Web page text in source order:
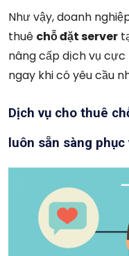
Như vậy, doanh
thuê chỗ đặt server
nâng cấp dịch vụ
ngay khi có yêu cầu
Dịch vụ cho thuê
luôn sẵn sàng